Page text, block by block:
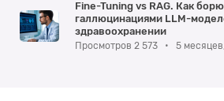
Fine-Tuning vs RAG. Как
галлюцинациями LLM-
здравоохранении
Просмотров 2 573 • 5